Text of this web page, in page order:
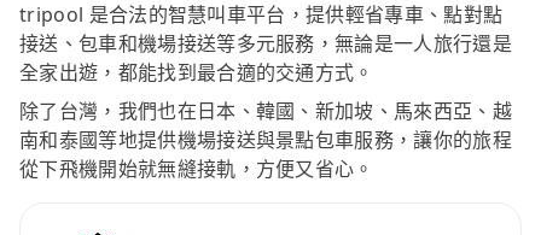
tripool 是合法的智慧叫車平台，提供輕省專車、點對點
接送、包車和機場接送等多元服務，無論是一人旅行還是
全家出遊，都能找到最合適的交通方式。
除了台灣，我們也在日本、韓國、新加坡、馬來西亞、越
南和泰國等地提供機場接送與景點包車服務，讓你的旅程
從下飛機開始就無縫接軌，方便又省心。